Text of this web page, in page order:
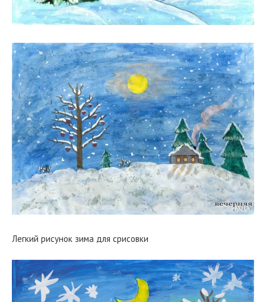
Легкий рисунок зима для срисовки